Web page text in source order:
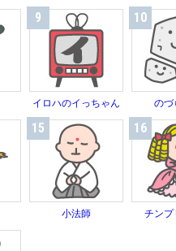
9
イロハのイっちゃん
10
のづ
15
小法師
16
チンプ